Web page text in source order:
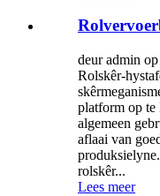
deur admin
Rolskêr-
platform op te
algemeen
aflaai van
rolskêr...
Lees meer